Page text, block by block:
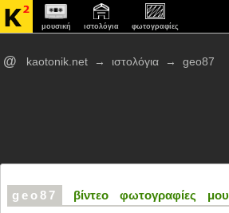
μουσική ιστολόγια φωτογραφίες
@ kaotonik.net → ιστολόγια → geo87
geo87 βίντεο φωτογραφίες